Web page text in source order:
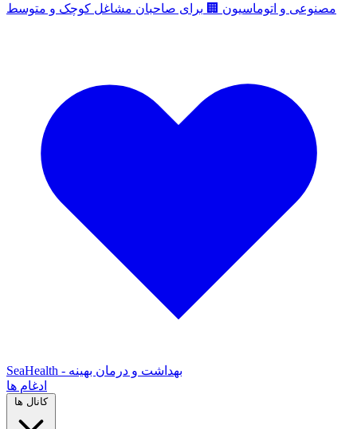
مصنوعی و اتوماسیون 🏢 برای صاحبان مشاغل کوچک و متوسط
SeaHealth - بهداشت و درمان بهینه
ادغام ها
کانال ها